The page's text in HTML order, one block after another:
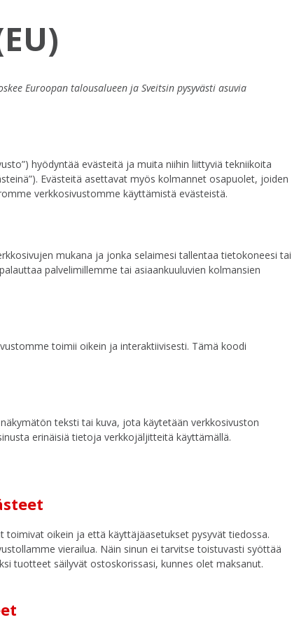
Euroopan talousalueen ja Sveitsin pysyvästi asuvia
hyödyntää evästeitä ja muita niihin liittyviä tekniikoita
Evästeitä asettavat myös kolmannet osapuolet, joiden
verkkosivustomme käyttämistä evästeistä.
mukana ja jonka selaimesi tallentaa tietokoneesi tai
palvelimillemme tai asiaankuuluvien kolmansien
toimii oikein ja interaktiivisesti. Tämä koodi
teksti tai kuva, jota käytetään verkkosivuston
erinäisiä tietoja verkkojäljitteitä käyttämällä.
oikein ja että käyttäjäasetukset pysyvät tiedossa.
vierailua. Näin sinun ei tarvitse toistuvasti syöttää
tuotteet säilyvät ostoskorissasi, kunnes olet maksanut.